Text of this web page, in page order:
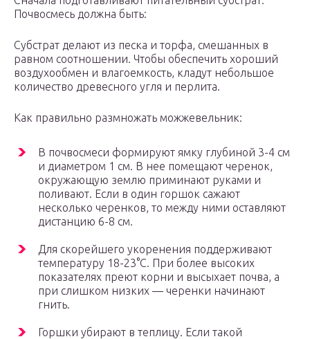
Почвосмесь должна быть:
Субстрат делают из песка и торфа, смешанных в
равном соотношении. Чтобы обеспечить хороший
воздухообмен и влагоемкость, кладут небольшое
количество древесного угля и перлита.
Как правильно размножать можжевельник:
В почвосмеси формируют ямку глубиной 3-4 см
и диаметром 1 см. В нее помещают черенок,
окружающую землю приминают руками и
поливают. Если в один горшок сажают
несколько черенков, то между ними оставляют
дистанцию 6-8 см.
Для скорейшего укоренения поддерживают
температуру 18-23°С. При более высоких
показателях преют корни и высыхает почва, а
при слишком низких — черенки начинают
гнить.
Горшки убирают в теплицу. Если такой